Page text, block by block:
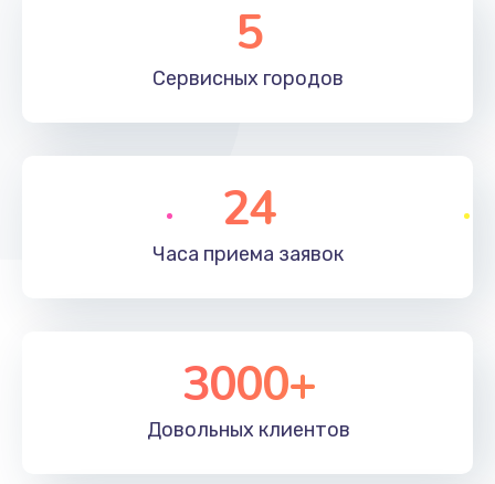
5
Сервисных городов
24
Часа приема заявок
3000+
Довольных клиентов